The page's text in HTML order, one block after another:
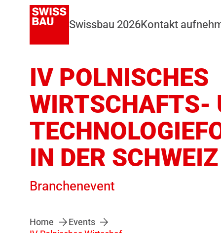
Swissbau 2026Kontakt
IV POLNISCHES
WIRTSCHAFTS-
IN DER SCHWEIZ
Branchenevent
Home
Events